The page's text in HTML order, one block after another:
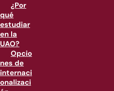
¿Por
qué
estudiar
en la
UAO?
Opcio
nes de
internaci
onalizaci